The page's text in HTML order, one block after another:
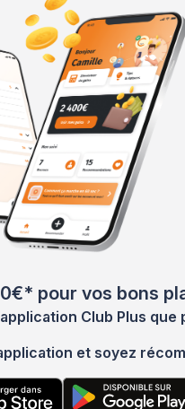
pour vos bons
Club Plus que
et soyez